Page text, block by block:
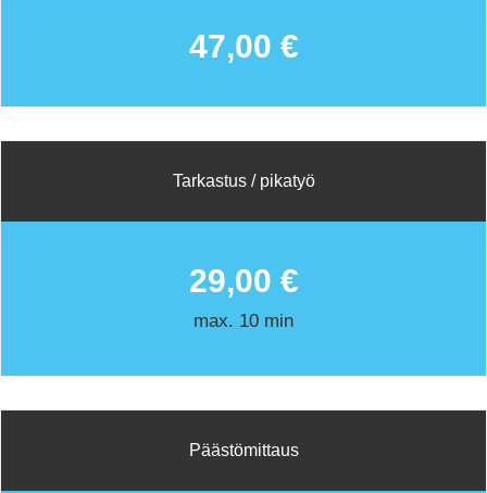
47,00 €
Tarkastus / pikatyö
29,00 €
max. 10 min
Päästömittaus